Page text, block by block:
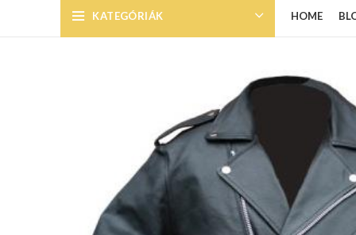
KATEGÓRIÁK HOME